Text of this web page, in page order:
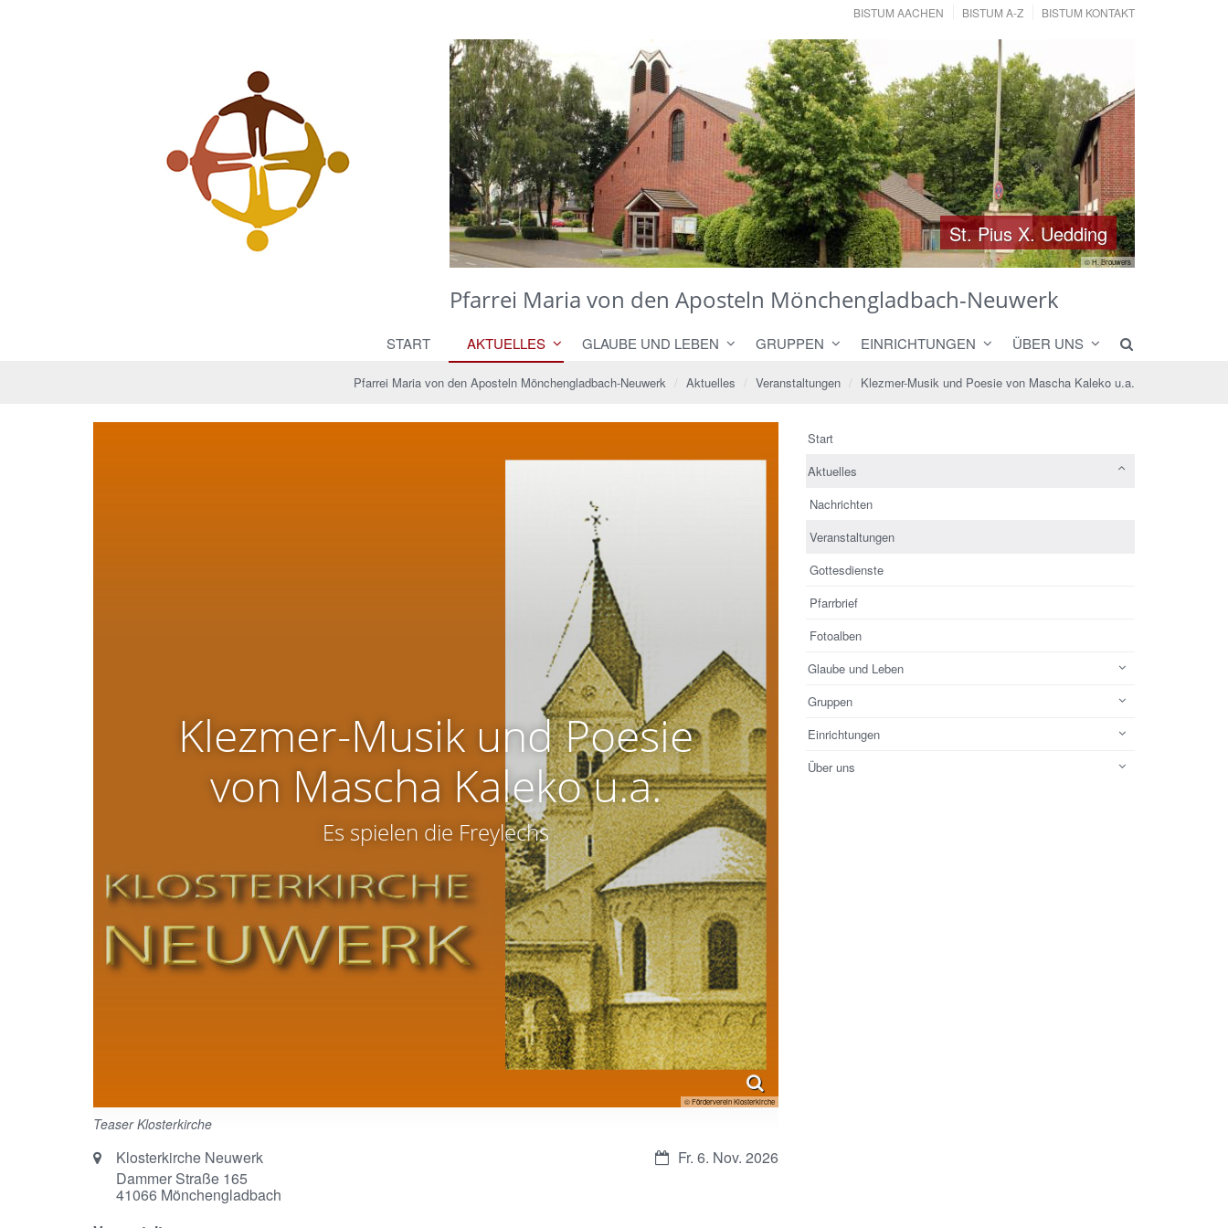
BISTUM AACHEN BISTUM A-Z BISTUM KONTAKT
© H. Brouwers
St. Pius X. Uedding
St. Pius X. Uedding
Pfarrei Maria von den Aposteln Mönchengladbach-Neuwerk
START AKTUELLES GLAUBE UND LEBEN GRUPPEN EINRICHTUNGEN ÜBER UNS
Pfarrei Maria von den Aposteln Mönchengladbach-Neuwerk Aktuelles Veranstaltungen Klezmer-Musik und Poesie von Mascha Kaleko u.a.
Klezmer-Musik und Poesie
von Mascha Kaleko u.a.
Es spielen die Freylechs
© Förderverein Klosterkirche
Teaser Klosterkirche
Datum:Fr. 6. Nov. 2026
Ort: Klosterkirche Neuwerk
Dammer Straße 165
41066 Mönchengladbach
Start
Aktuelles
Nachrichten
Veranstaltungen
Gottesdienste
Pfarrbrief
Fotoalben
Glaube und Leben
Gruppen
Einrichtungen
Über uns